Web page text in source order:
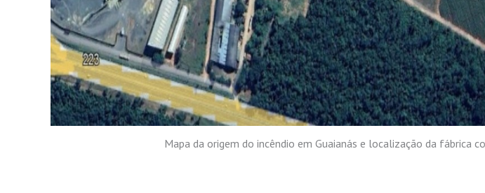
Mapa da origem do incêndio em Guaianás e localização da fábrica